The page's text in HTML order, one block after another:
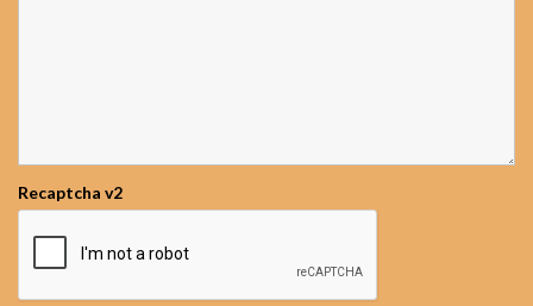
Recaptcha v2